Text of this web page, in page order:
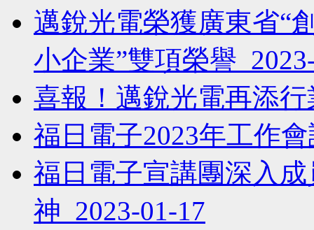
邁銳光電榮獲廣東省“
小企業”雙項榮譽
喜報！邁銳光電再添
福日電子2023年工作
福日電子宣講團深入
神 2023-01-17